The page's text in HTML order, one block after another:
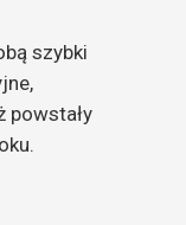
szybki
powstały